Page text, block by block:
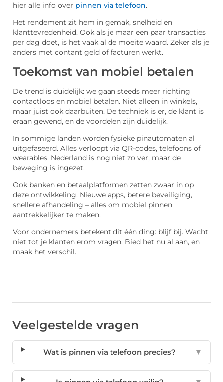
hier alle info over pinnen via telefoon.
Het rendement zit hem in gemak, snelheid en
klanttevredenheid. Ook als je maar een paar transacties
per dag doet, is het vaak al de moeite waard. Zeker als je
anders met contant geld of facturen werkt.
Toekomst van mobiel betalen
De trend is duidelijk: we gaan steeds meer richting
contactloos en mobiel betalen. Niet alleen in winkels,
maar juist ook daarbuiten. De techniek is er, de klant is
eraan gewend, en de voordelen zijn duidelijk.
In sommige landen worden fysieke pinautomaten al
uitgefaseerd. Alles verloopt via QR-codes, telefoons of
wearables. Nederland is nog niet zo ver, maar de
beweging is ingezet.
Ook banken en betaalplatformen zetten zwaar in op
deze ontwikkeling. Nieuwe apps, betere beveiliging,
snellere afhandeling – alles om mobiel pinnen
aantrekkelijker te maken.
Voor ondernemers betekent dit één ding: blijf bij. Wacht
niet tot je klanten erom vragen. Bied het nu al aan, en
maak het verschil.
Veelgestelde vragen
Wat is pinnen via telefoon precies? ▼